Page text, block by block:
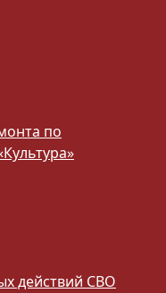
по
действий СВО